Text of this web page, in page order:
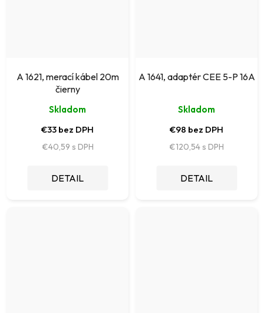
A 1621, merací kábel 20m
čierny
Skladom
€33 bez DPH
€40,59
DETAIL
A 1641, adaptér CEE 5-P 16A
Skladom
€98 bez DPH
€120,54
DETAIL